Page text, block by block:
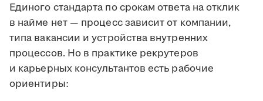
Единого стандарта по срокам ответа на отклик
в найме нет — процесс зависит от компании,
типа вакансии и устройства внутренних
процессов. Но в практике рекрутеров
и карьерных консультантов есть рабочие
ориентиры: